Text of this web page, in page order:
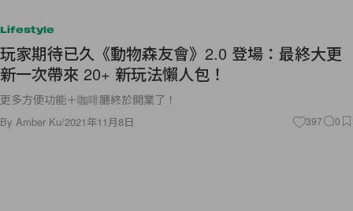
Lifestyle
玩家期待已久《動物森友會》2.0 登場：最終大更
新一次帶來 20+ 新玩法懶人包！
更多方便功能＋咖啡廳終於開業了！
By Amber Ku/2021年11月8日 397 0